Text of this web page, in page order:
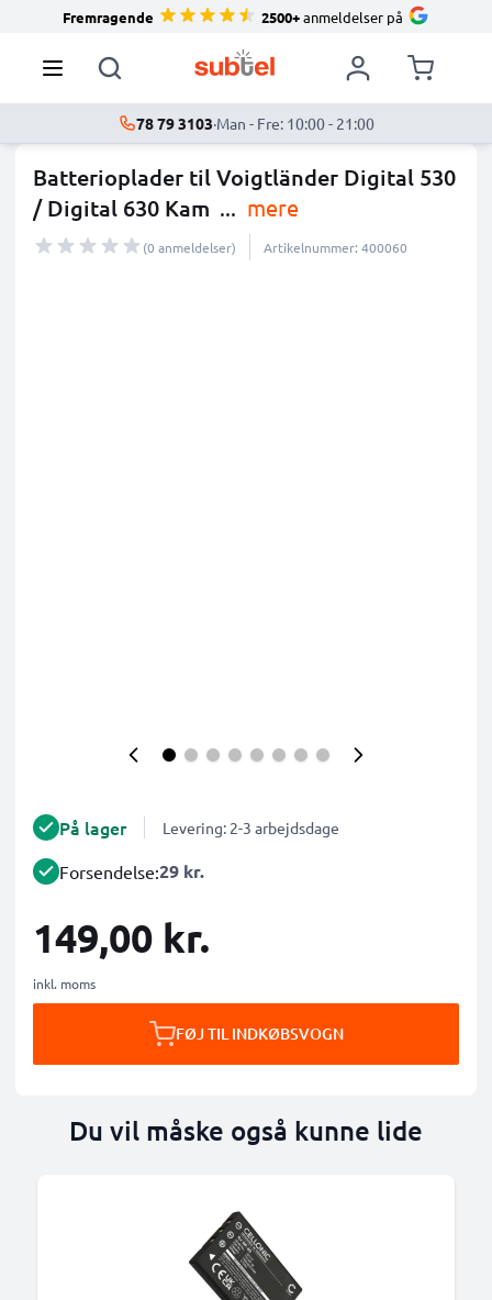
Fremragende 2500+anmeldelser på
78 79 3103·Man - Fre: 10:00 - 21:00
Batterioplader til Voigtländer Digital 530
/ Digital 630 Kam ... mere
(0 anmeldelser) Artikelnummer: 400060
På lager Levering: 2-3 arbejdsdage
Forsendelse:29 kr.
149,00 kr.
inkl. moms
FØJ TIL INDKØBSVOGN
Du vil måske også kunne lide